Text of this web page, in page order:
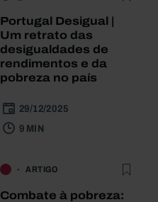
Portugal Desigual |
Um retrato das
desigualdades de
rendimentos e da
pobreza no país
29/12/2025
9 MIN
ARTIGO
Combate à pobreza: